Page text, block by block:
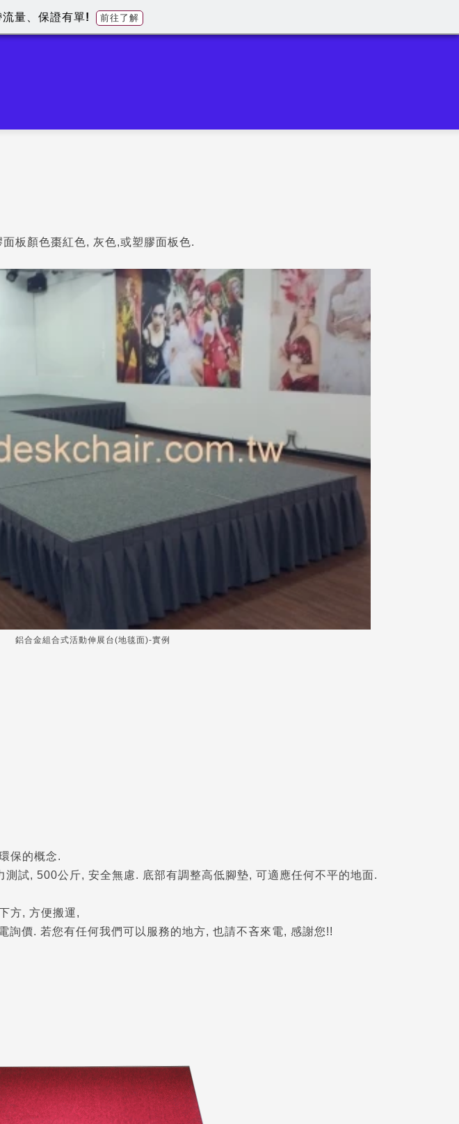
板顏色棗紅色, 灰色,或塑膠面板色.
鋁合金組合式活動伸展台(地毯面)-實例
保的概念.
試, 500公斤, 安全無慮. 底部有調整高低腳墊, 可適應任何不平的地面.
方, 方便搬運,
價. 若您有任何我們可以服務的地方, 也請不吝來電, 感謝您!!
量、保證有單! 前往了解